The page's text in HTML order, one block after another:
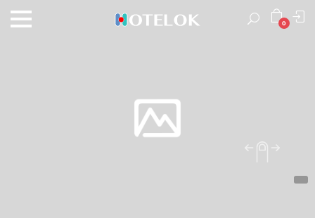
0